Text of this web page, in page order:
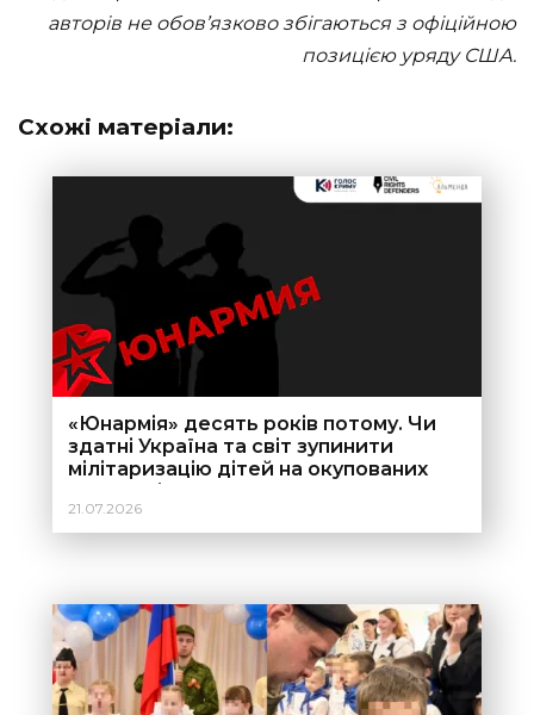
авторів не обов’язково збігаються з офіційною
позицією уряду США.
Схожі матеріали:
«Юнармія» десять років потому. Чи
здатні Україна та світ зупинити
мілітаризацію дітей на окупованих
територіях?
21.07.2026